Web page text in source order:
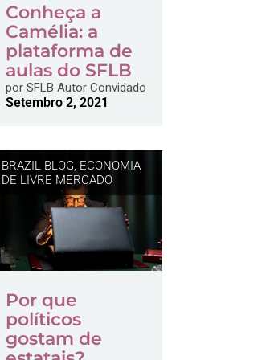
Conheça a
Camélia: a
plataforma de
aulas do SFLB
porSFLB Autor Convidado
Setembro 2, 2021
BRAZIL BLOG, ECONOMIA
DE LIVRE MERCADO
Por que
políticos
gostam de